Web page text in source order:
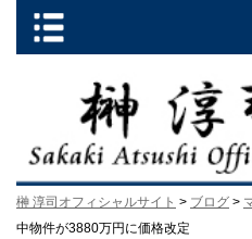
榊 淳司オフィシャルサイト > ブログ >
中物件が3880万円に価格改定